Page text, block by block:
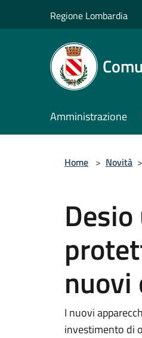
Regione Lombardia
Amministrazione
Home > Novità >
I nuovi
investimento di